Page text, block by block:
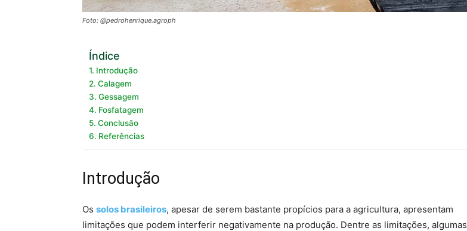
Foto: @pedrohenrique.agroph
Índice
Introdução
Calagem
Gessagem
Fosfatagem
Conclusão
Referências
Introdução
Os solos brasileiros, apesar de serem bastante propícios para a agricultura, apresentam
limitações que podem interferir negativamente na produção. Dentre as limitações, algumas